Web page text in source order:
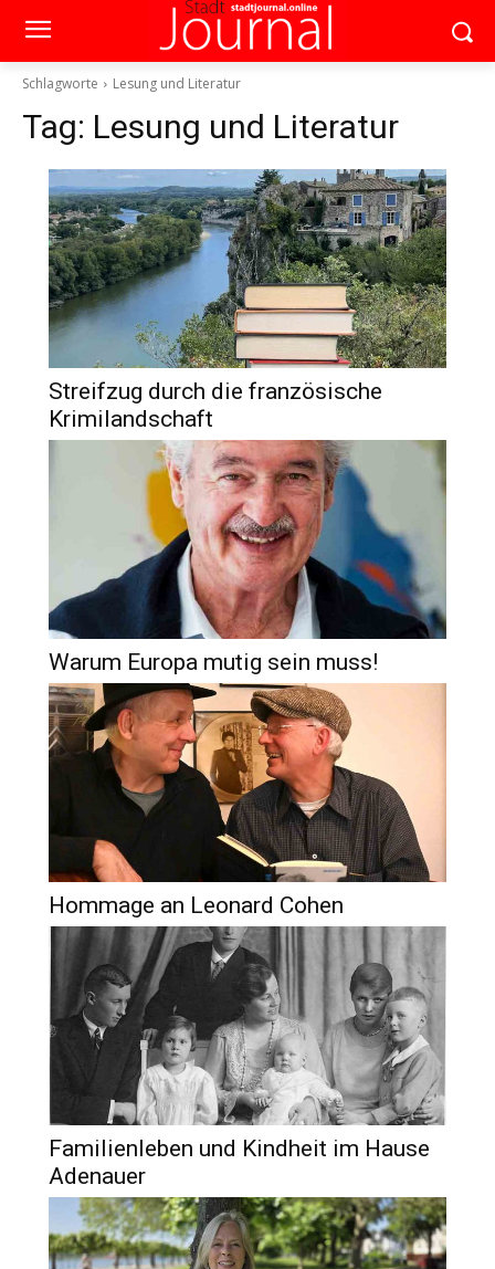
Schlagworte Lesung und Literatur
Tag: Lesung und Literatur
Streifzug durch die französische
Krimilandschaft
Warum Europa mutig sein muss!
Hommage an Leonard Cohen
Familienleben und Kindheit im Hause
Adenauer